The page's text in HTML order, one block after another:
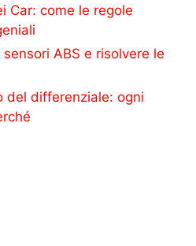
Car: come le regole
ABS e risolvere le
del differenziale: ogni